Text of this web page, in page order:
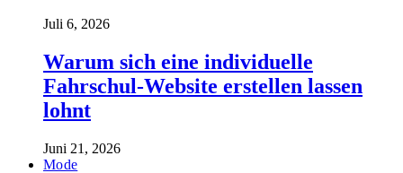
Juli 6, 2026
Warum sich eine individuelle
Fahrschul-Website erstellen lassen
lohnt
Juni 21, 2026
Mode